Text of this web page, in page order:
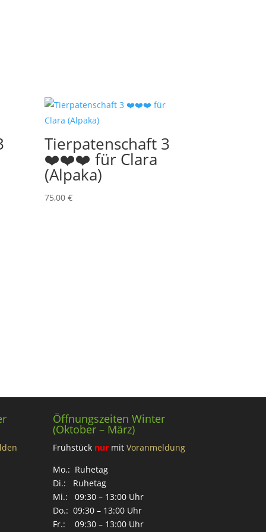
Tierpatenschaft 3
❤️❤️❤️ für Clara
(Alpaka)
75,00€
Öffnungszeiten Winter
(Oktober – März)
Frühstück nur mitVoranmeldung
Mo.: Ruhetag
Di.: Ruhetag
Mi.: 09:30 – 13:00 Uhr
Do.: 09:30 – 13:00 Uhr
Fr.: 09:30 – 13:00 Uhr